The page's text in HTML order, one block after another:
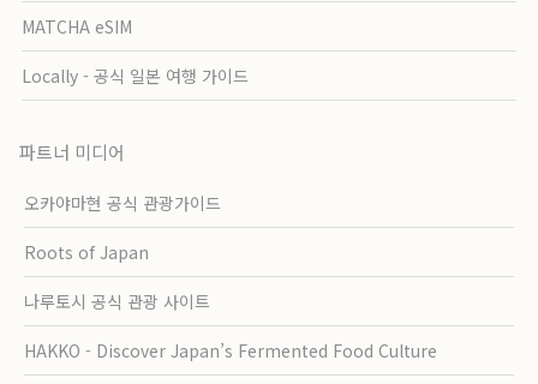
MATCHA eSIM
Locally - 공식 일본 여행 가이드
파트너 미디어
오카야마현 공식 관광가이드
Roots of Japan
나루토시 공식 관광 사이트
HAKKO - Discover Japan’s Fermented Food Culture